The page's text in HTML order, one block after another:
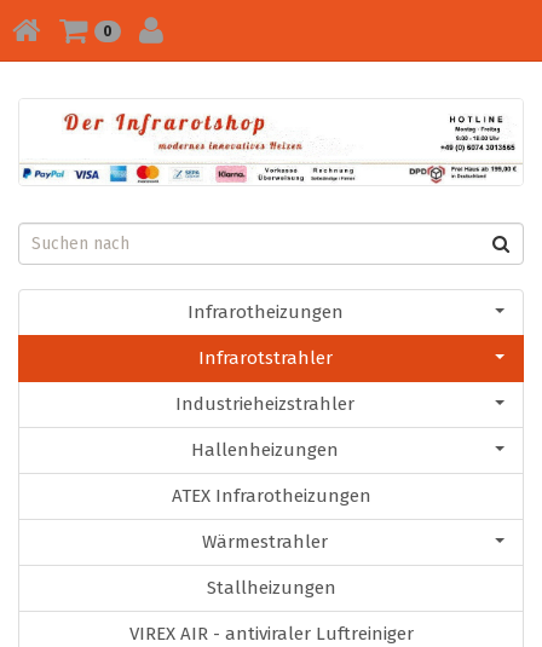
0
Infrarotheizungen
Infrarotstrahler
Industrieheizstrahler
Hallenheizungen
ATEX Infrarotheizungen
Wärmestrahler
Stallheizungen
VIREX AIR - antiviraler Luftreiniger